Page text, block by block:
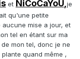
et NiCoCaYoU,je
qu'une petite
mise a jour, et
tel en étant sur ma
mon tel, donc je ne
quand même ,